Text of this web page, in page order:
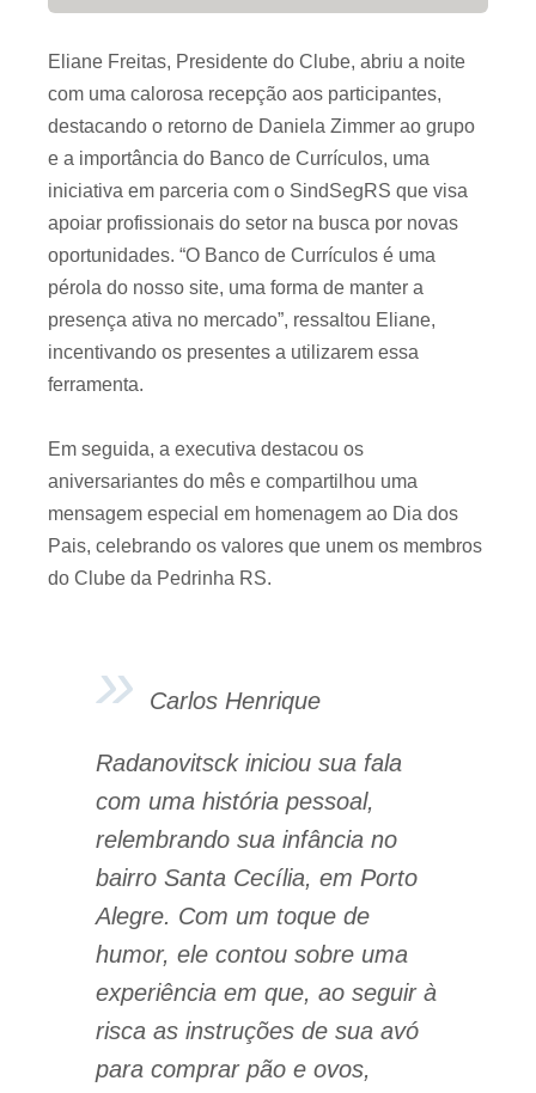
Eliane Freitas, Presidente do Clube, abriu a noite
com uma calorosa recepção aos participantes,
destacando o retorno de Daniela Zimmer ao grupo
e a importância do Banco de Currículos, uma
iniciativa em parceria com o SindSegRS que visa
apoiar profissionais do setor na busca por novas
oportunidades. “O Banco de Currículos é uma
pérola do nosso site, uma forma de manter a
presença ativa no mercado”, ressaltou Eliane,
incentivando os presentes a utilizarem essa
ferramenta.
Em seguida, a executiva destacou os
aniversariantes do mês e compartilhou uma
mensagem especial em homenagem ao Dia dos
Pais, celebrando os valores que unem os membros
do Clube da Pedrinha RS.
Carlos Henrique
Radanovitsck iniciou sua fala
com uma história pessoal,
relembrando sua infância no
bairro Santa Cecília, em Porto
Alegre. Com um toque de
humor, ele contou sobre uma
experiência em que, ao seguir à
risca as instruções de sua avó
para comprar pão e ovos,